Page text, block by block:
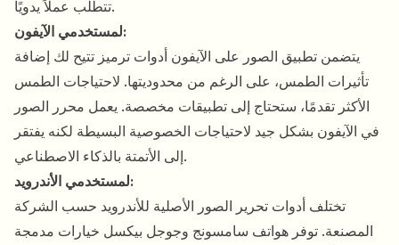
تتطلب عملاً يدويًا.
لمستخدمي الآيفون:
يتضمن تطبيق الصور على الآيفون أدوات ترميز تتيح لك إضافة
تأثيرات الطمس، على الرغم من محدوديتها. لاحتياجات الطمس
الأكثر تقدمًا، ستحتاج إلى تطبيقات مخصصة. يعمل محرر الصور
في الآيفون بشكل جيد لاحتياجات الخصوصية البسيطة لكنه يفتقر
إلى الأتمتة بالذكاء الاصطناعي.
لمستخدمي الأندرويد:
تختلف أدوات تحرير الصور الأصلية للأندرويد حسب الشركة
المصنعة. توفر هواتف سامسونج وجوجل بيكسل خيارات مدمجة